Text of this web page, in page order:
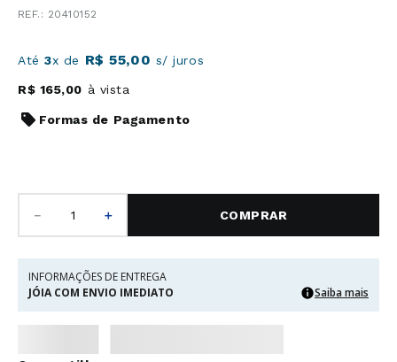
: 20410152
Até3x de R$ 55,00 s/ juros
R$ 165,00 à vista
Formas de Pagamento
＋
－ COMPRAR
INFORMAÇÕES DE ENTREGA
JÓIA COM ENVIO IMEDIATO
Saiba mais
8º
São Bento
10 º Corrente